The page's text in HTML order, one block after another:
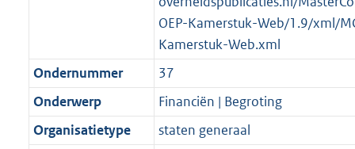
OEP-Kamerstuk-Web/1.9/xml/
Kamerstuk-Web.xml
Ondernummer
37
Onderwerp
Financiën | Begroting
Organisatietype
staten generaal